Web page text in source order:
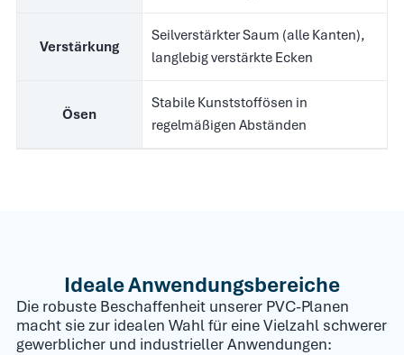
Verstärkung
Seilverstärkter Saum (alle Kanten),
langlebig verstärkte Ecken
Ösen
Stabile Kunststoffösen in
regelmäßigen Abständen
Ideale Anwendungsbereiche
Die robuste Beschaffenheit unserer PVC-Planen
macht sie zur idealen Wahl für eine Vielzahl schwerer
gewerblicher und industrieller Anwendungen: